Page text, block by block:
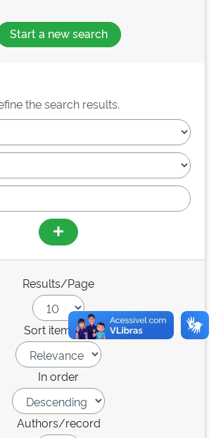
Start a new search
the search results.
Results/Page
Sort items by
In order
Authors/record